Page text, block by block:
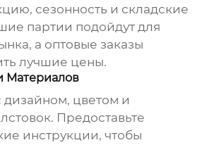
сезонность и складские
партии подойдут для
а оптовые заказы
лучшие цены.
Материалов
цветом и
Предоставьте
инструкции, чтобы